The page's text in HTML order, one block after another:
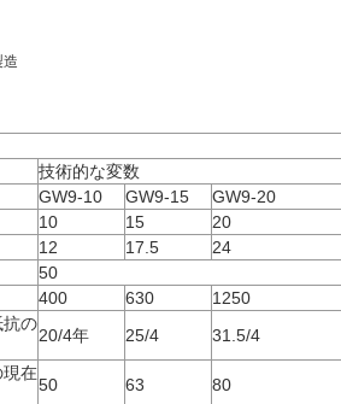
造
技術的な変数
GW9-10 GW9-15
GW9-20
10 15
20
12 17.5
24
50
400 630
1250
抗の
20/4年 25/4 31.5/4
現在
50 63 80